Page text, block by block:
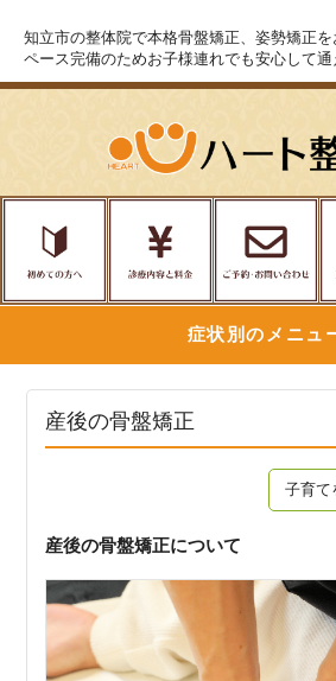
知立市の整体院で本格骨盤矯正、姿勢矯正
ペース完備のためお子様連れでも安心して通
症状別のメニュ
産後の骨盤矯正
子育て
産後の骨盤矯正について